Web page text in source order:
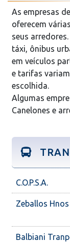
As empresas
oferecem
seus
táxi, ônibus
em veículos
e tarifas
escolhida.
Algumas
Canelones e
C.O.P.S.A.
Zeballos Hnos
Balbiani